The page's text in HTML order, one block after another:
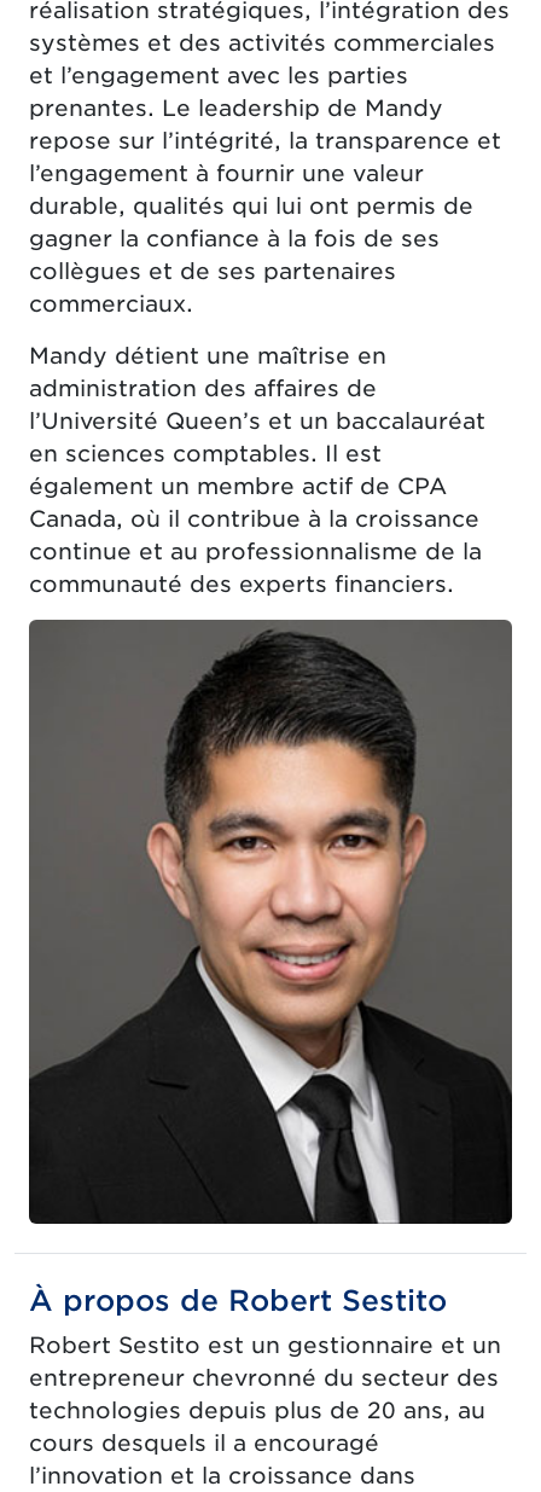
réalisation stratégiques, l’intégration des
systèmes et des activités commerciales
et l’engagement avec les parties
prenantes. Le leadership de Mandy
repose sur l’intégrité, la transparence et
l’engagement à fournir une valeur
durable, qualités qui lui ont permis de
gagner la confiance à la fois de ses
collègues et de ses partenaires
commerciaux.
Mandy détient une maîtrise en
administration des affaires de
l’Université Queen’s et un baccalauréat
en sciences comptables. Il est
également un membre actif de CPA
Canada, où il contribue à la croissance
continue et au professionnalisme de la
communauté des experts financiers.
À propos de Robert Sestito
Robert Sestito est un gestionnaire et un
entrepreneur chevronné du secteur des
technologies depuis plus de 20 ans, au
cours desquels il a encouragé
l’innovation et la croissance dans